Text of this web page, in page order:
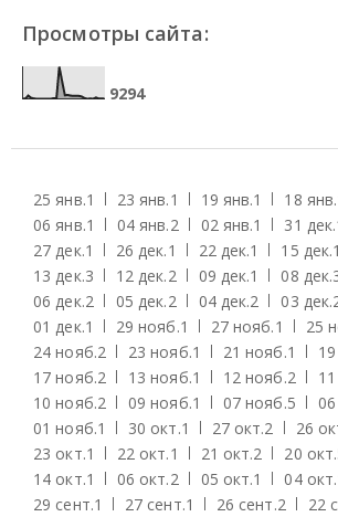
Просмотры сайта:
9294
25 янв.1 23 янв.1 19 янв.1 18 янв.
06 янв.1 04 янв.2 02 янв.1 31 дек.
27 дек.1 26 дек.1 22 дек.1 15 дек.1
13 дек.3 12 дек.2 09 дек.1 08 дек.
06 дек.2 05 дек.2 04 дек.2 03 дек.
01 дек.1 29 нояб.1 27 нояб.1 25
24 нояб.2 23 нояб.1 21 нояб.1
17 нояб.2 13 нояб.1 12 нояб.2
10 нояб.2 09 нояб.1 07 нояб.5
01 нояб.1 30 окт.1 27 окт.2 26
23 окт.1 22 окт.1 21 окт.2 20 окт.
14 окт.1 06 окт.2 05 окт.1 04 окт.
29 сент.1 27 сент.1 26 сент.2 22